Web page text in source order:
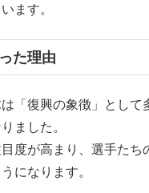
ます。
た理由
「復興の象徴」として
ました。
度が高まり、選手たち
になります。